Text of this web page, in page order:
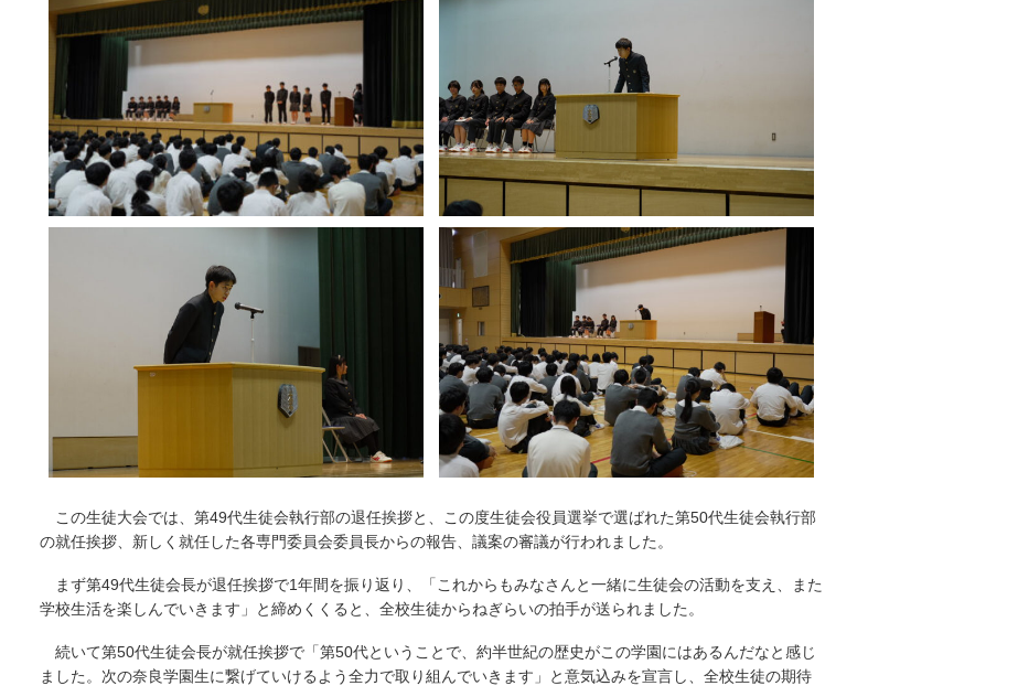
この生徒大会では、第49代生徒会執行部の退任挨拶と、この度生徒会役員選挙で選ばれた第50代生徒会執行部
の就任挨拶、新しく就任した各専門委員会委員長からの報告、議案の審議が行われました。
まず第49代生徒会長が退任挨拶で1年間を振り返り、「これからもみなさんと一緒に生徒会の活動を支え、また
学校生活を楽しんでいきます」と締めくくると、全校生徒からねぎらいの拍手が送られました。
続いて第50代生徒会長が就任挨拶で「第50代ということで、約半世紀の歴史がこの学園にはあるんだなと感じ
ました。次の奈良学園生に繋げていけるよう全力で取り組んでいきます」と意気込みを宣言し、全校生徒の期待